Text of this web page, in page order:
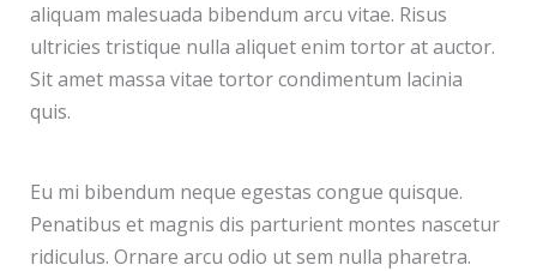
aliquam malesuada bibendum arcu vitae. Risus
ultricies tristique nulla aliquet enim tortor at auctor.
Sit amet massa vitae tortor condimentum lacinia
quis.
Eu mi bibendum neque egestas congue quisque.
Penatibus et magnis dis parturient montes nascetur
ridiculus. Ornare arcu odio ut sem nulla pharetra.